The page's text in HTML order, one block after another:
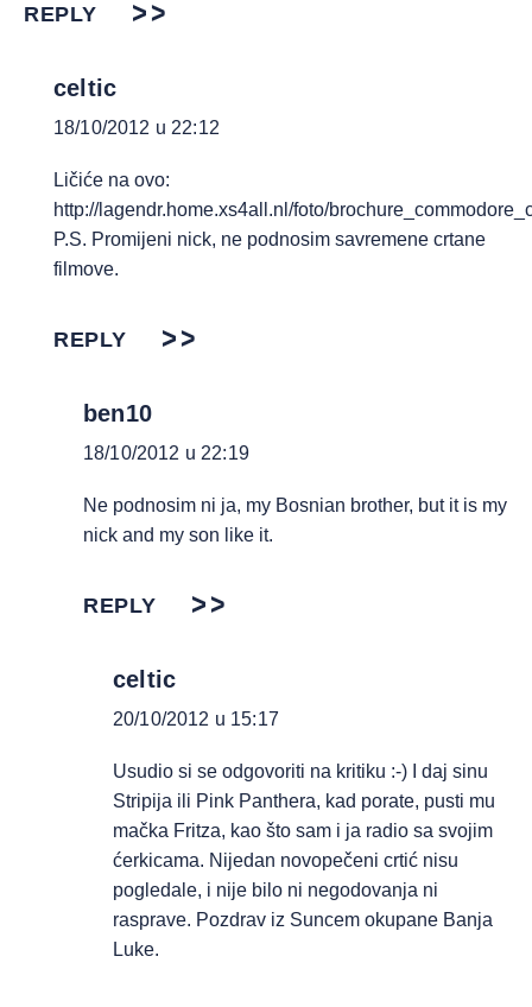
REPLY
celtic
18/10/2012 u 22:12
Ličiće na ovo:
http://lagendr.home.xs4all.nl/foto/
P.S. Promijeni nick, ne podnosim savremene crtane
filmove.
REPLY
ben10
18/10/2012 u 22:19
Ne podnosim ni ja, my Bosnian brother, but it is my
nick and my son like it.
REPLY
celtic
20/10/2012 u 15:17
Usudio si se odgovoriti na kritiku :-) I daj sinu
Stripija ili Pink Panthera, kad porate, pusti mu
mačka Fritza, kao što sam i ja radio sa svojim
ćerkicama. Nijedan novopečeni crtić nisu
pogledale, i nije bilo ni negodovanja ni
rasprave. Pozdrav iz Suncem okupane Banja
Luke.